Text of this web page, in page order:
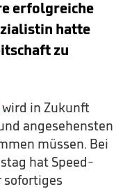
erfolgreiche
hatte
zu
wird in Zukunft
angesehensten
müssen. Bei
hat Speed-
sofortiges